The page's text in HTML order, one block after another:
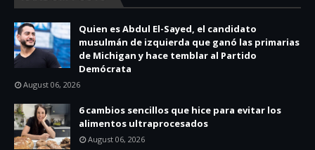
Quien es Abdul El-Sayed, el candidato
musulmán de izquierda que ganó las primarias
de Michigan y hace temblar al Partido
Demócrata
August 06, 2026
6 cambios sencillos que hice para evitar los
alimentos ultraprocesados
August 06, 2026